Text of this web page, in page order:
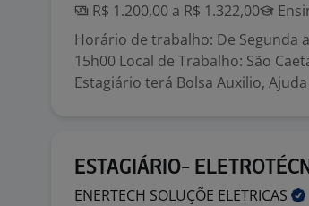
R$ 1.200,00 a R$ 1.322,00
Horário de trabalho: De Segunda
15h00 Local de Trabalho: São
Estagiário terá Bolsa Auxilio, Ajuda
ESTAGIÁRIO-
ENERTECH SOLUÇÕE ELETRICAS